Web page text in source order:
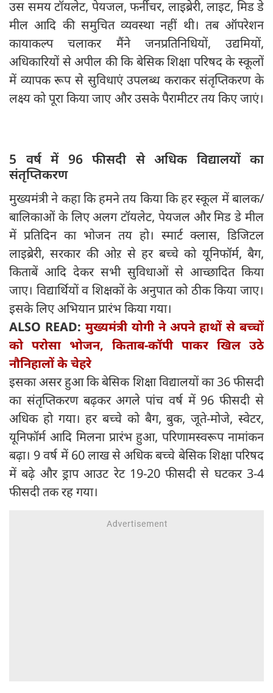
उस समय टॉयलेट, पेयजल, फर्नीचर, लाइब्रेरी, लाइट, मिड डे
मील आदि की समुचित व्यवस्था नहीं थी। तब ऑपरेशन
कायाकल्प चलाकर मैंने जनप्रतिनिधियों, उद्यमियों,
अधिकारियों से अपील की कि बेसिक शिक्षा परिषद के स्कूलों
में व्यापक रूप से सुविधाएं उपलब्ध कराकर संतृप्तिकरण के
लक्ष्य को पूरा किया जाए और उसके पैरामीटर तय किए जाएं।
5 वर्ष में 96 फीसदी से अधिक विद्यालयों का
संतृप्तिकरण
मुख्यमंत्री ने कहा कि हमने तय किया कि हर स्कूल में बालक/
बालिकाओं के लिए अलग टॉयलेट, पेयजल और मिड डे मील
में प्रतिदिन का भोजन तय हो। स्मार्ट क्लास, डिजिटल
लाइब्रेरी, सरकार की ओऱ से हर बच्चे को यूनिफॉर्म, बैग,
किताबें आदि देकर सभी सुविधाओं से आच्छादित किया
जाए। विद्यार्थियों व शिक्षकों के अनुपात को ठीक किया जाए।
इसके लिए अभियान प्रारंभ किया गया।
ALSO READ: मुख्यमंत्री योगी ने अपने हाथों से बच्चों
को परोसा भोजन, किताब-कॉपी पाकर खिल उठे
नौनिहालों के चेहरे
इसका असर हुआ कि बेसिक शिक्षा विद्यालयों का 36 फीसदी
का संतृप्तिकरण बढ़कर अगले पांच वर्ष में 96 फीसदी से
अधिक हो गया। हर बच्चे को बैग, बुक, जूते-मोजे, स्वेटर,
यूनिफॉर्म आदि मिलना प्रारंभ हुआ, परिणामस्वरूप नामांकन
बढ़ा। 9 वर्ष में 60 लाख से अधिक बच्चे बेसिक शिक्षा परिषद
में बढ़े और ड्राप आउट रेट 19-20 फीसदी से घटकर 3-4
फीसदी तक रह गया।